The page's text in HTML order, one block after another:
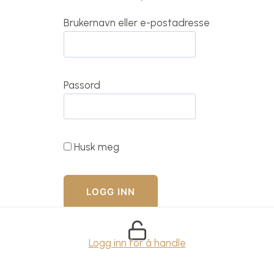
Brukernavn eller e-postadresse
Passord
Husk meg
Logg inn for å handle